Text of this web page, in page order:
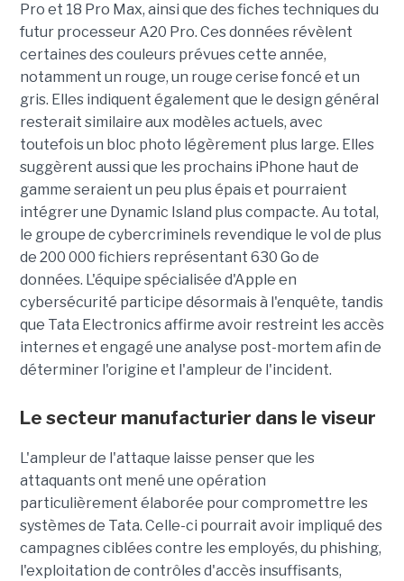
Pro et 18 Pro Max, ainsi que des fiches techniques du
futur processeur A20 Pro. Ces données révèlent
certaines des couleurs prévues cette année,
notamment un rouge, un rouge cerise foncé et un
gris. Elles indiquent également que le design général
resterait similaire aux modèles actuels, avec
toutefois un bloc photo légèrement plus large. Elles
suggèrent aussi que les prochains iPhone haut de
gamme seraient un peu plus épais et pourraient
intégrer une Dynamic Island plus compacte. Au total,
le groupe de cybercriminels revendique le vol de plus
de 200 000 fichiers représentant 630 Go de
données. L'équipe spécialisée d'Apple en
cybersécurité participe désormais à l'enquête, tandis
que Tata Electronics affirme avoir restreint les accès
internes et engagé une analyse post-mortem afin de
déterminer l'origine et l'ampleur de l'incident.
Le secteur manufacturier dans le viseur
L'ampleur de l'attaque laisse penser que les
attaquants ont mené une opération
particulièrement élaborée pour compromettre les
systèmes de Tata. Celle-ci pourrait avoir impliqué des
campagnes ciblées contre les employés, du phishing,
l'exploitation de contrôles d'accès insuffisants,